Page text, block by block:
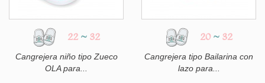
22 ~ 32
Cangrejera niño tipo Zueco
OLA para...
20 ~ 32
Cangrejera tipo Bailarina con
lazo para...